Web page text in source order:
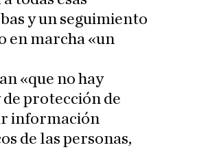
y un seguimiento
en marcha «un
«que no hay
protección de
información
de las personas,